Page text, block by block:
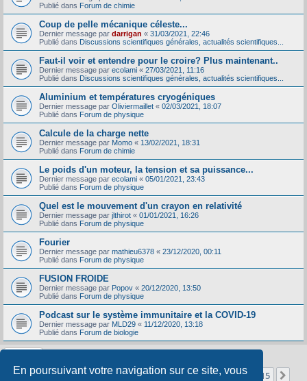
En poursuivant votre navigation sur ce site, vous
Publié dans Forum de chimie
Coup de pelle mécanique céleste...
Dernier message par darrigan « 31/03/2021, 22:46
Publié dans Discussions scientifiques générales, actualités scientifiques...
Faut-il voir et entendre pour le croire? Plus maintenant..
Dernier message par ecolami « 27/03/2021, 11:16
Publié dans Discussions scientifiques générales, actualités scientifiques...
Aluminium et températures cryogéniques
Dernier message par Oliviermaillet « 02/03/2021, 18:07
Publié dans Forum de physique
Calcule de la charge nette
Dernier message par Momo « 13/02/2021, 18:31
Publié dans Forum de chimie
Le poids d'un moteur, la tension et sa puissance...
Dernier message par ecolami « 05/01/2021, 23:43
Publié dans Forum de physique
Quel est le mouvement d'un crayon en relativité
Dernier message par jlthirot « 01/01/2021, 16:26
Publié dans Forum de physique
Fourier
Dernier message par mathieu6378 « 23/12/2020, 00:11
Publié dans Forum de physique
FUSION FROIDE
Dernier message par Popov « 20/12/2020, 13:50
Publié dans Forum de physique
Podcast sur le système immunitaire et la COVID-19
Dernier message par MLD29 « 11/12/2020, 13:18
Publié dans Forum de biologie
La recherche a retourné 356 résultats Page 1sur15
1 2 3 4 5 … 15